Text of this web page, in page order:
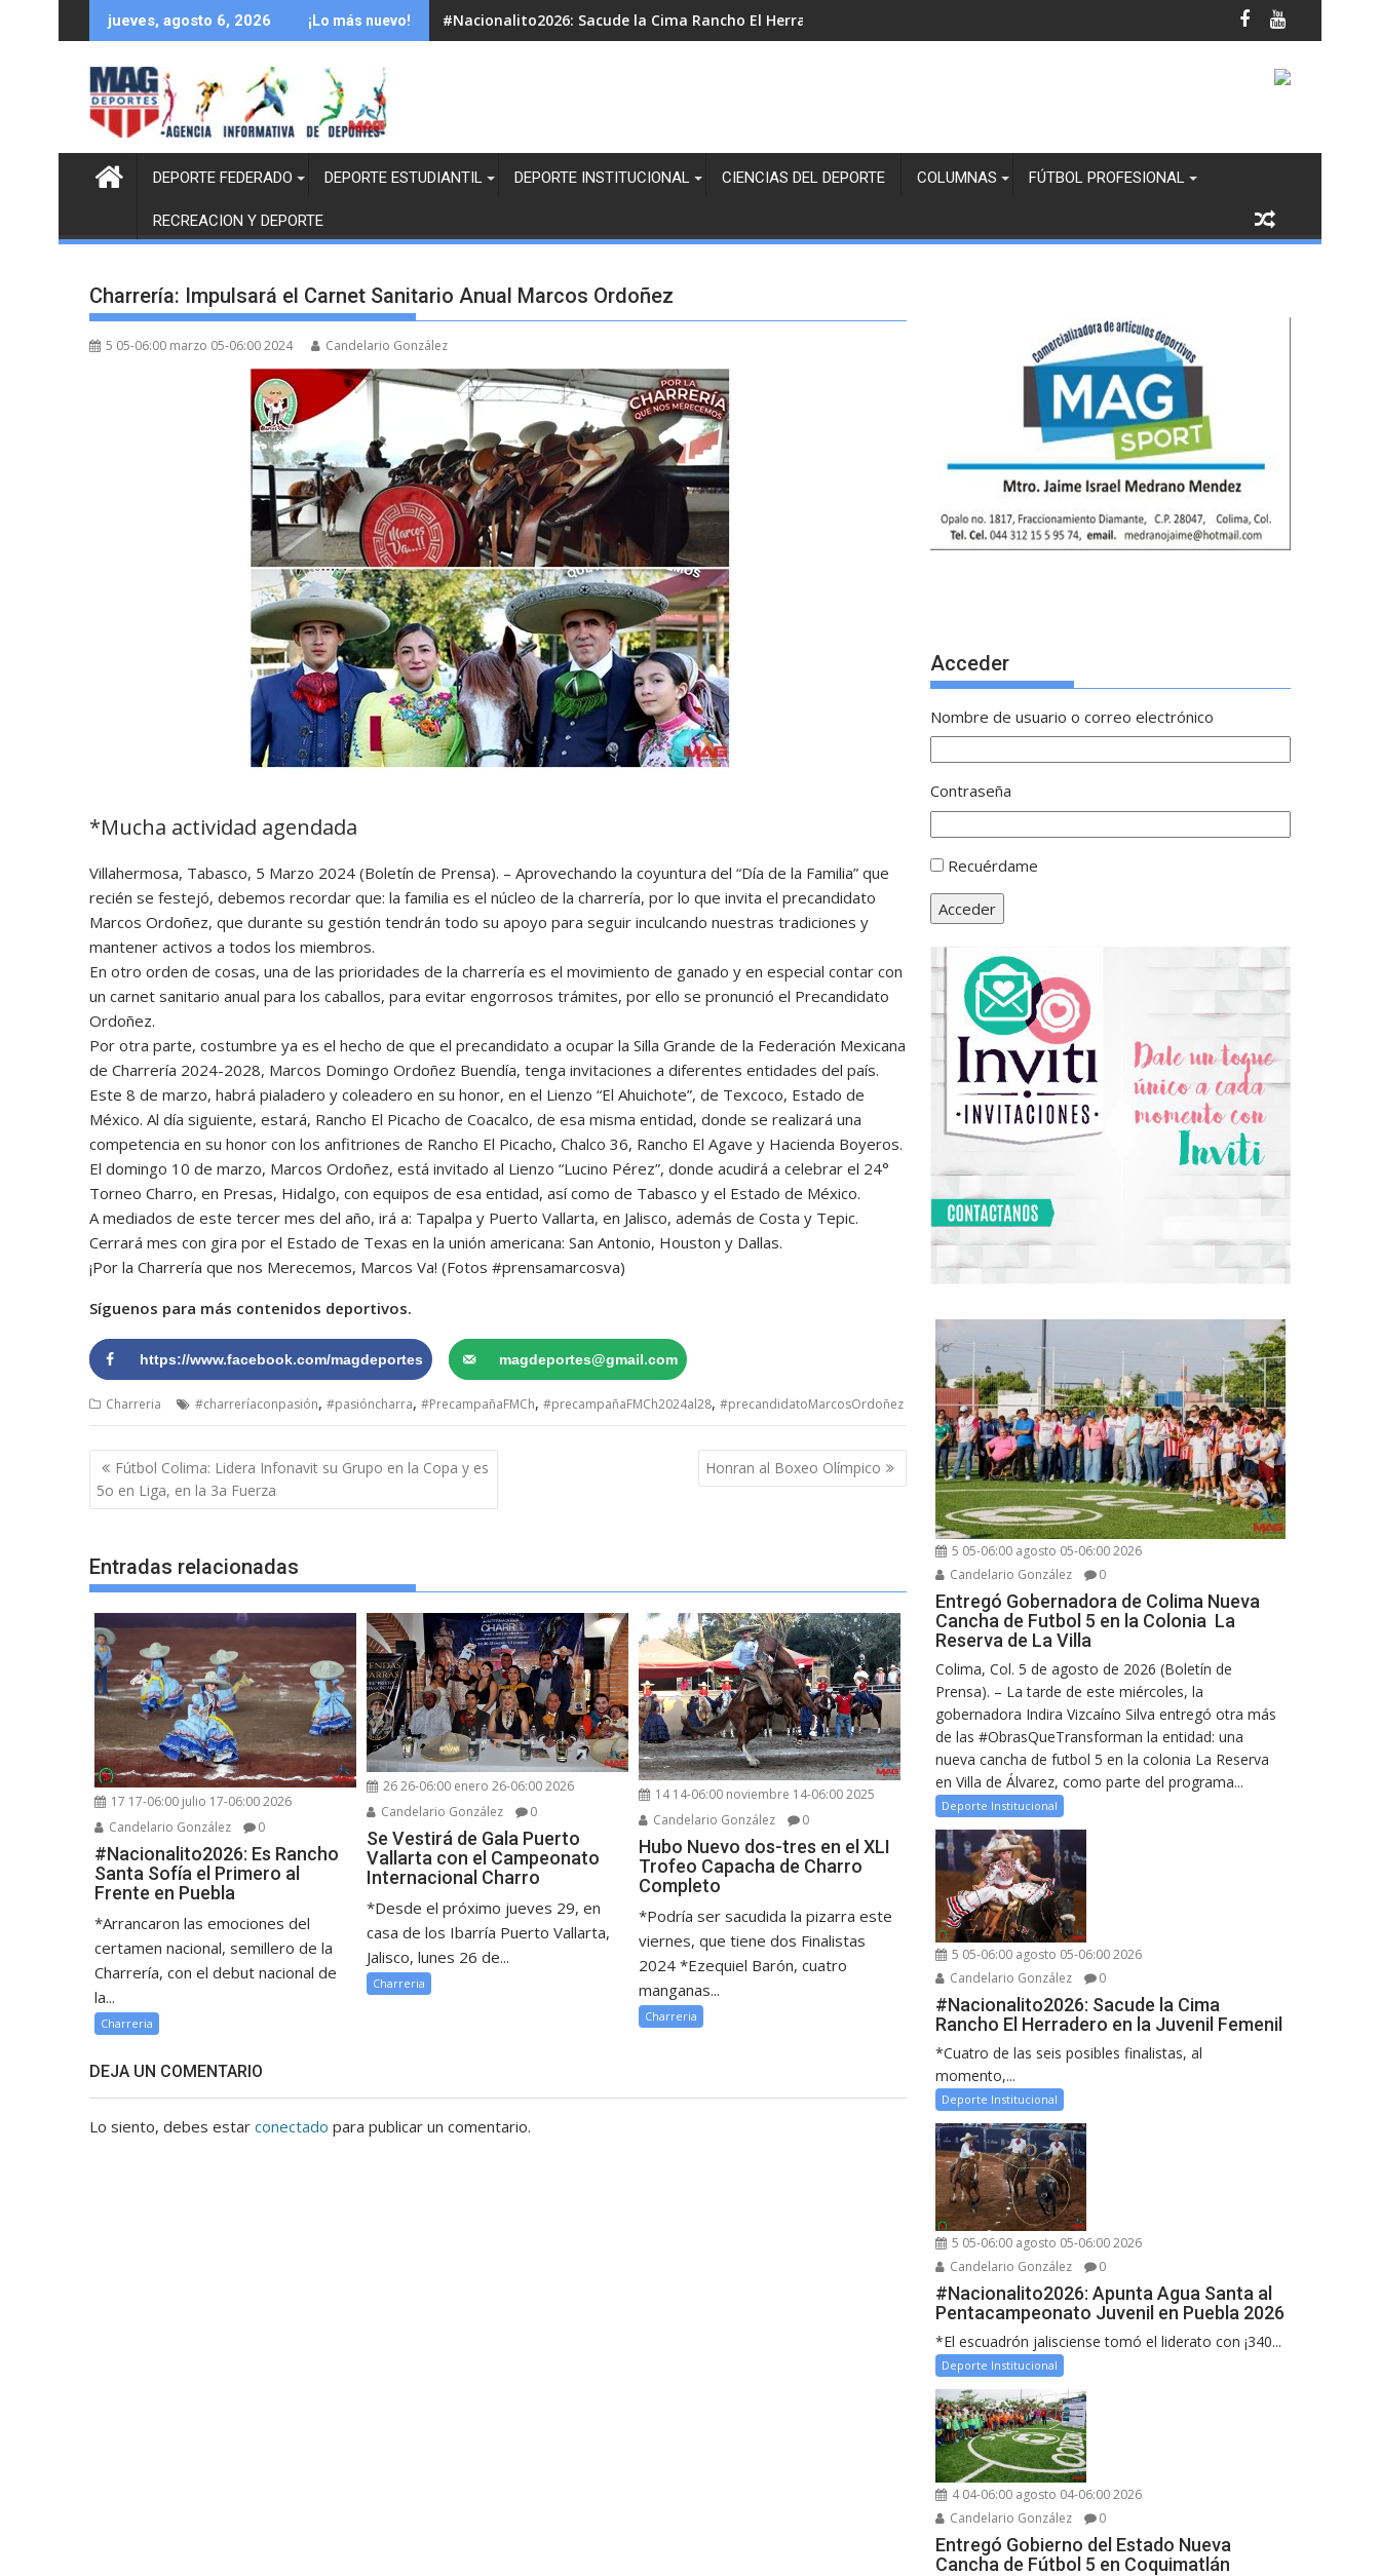
al
jueves, agosto 6, 2026 ¡Lo más nuevo! #Nacionalito2026: Sacude la Cima Rancho El Herradero en la Juvenil Femenil
DEPORTE FEDERADO DEPORTE ESTUDIANTIL DEPORTE INSTITUCIONAL CIENCIAS DEL DEPORTE COLUMNAS FÚTBOL PROFESIONAL
RECREACION Y DEPORTE
Charrería: Impulsará el Carnet Sanitario Anual Marcos Ordoñez
5 05-06:00 marzo 05-06:00 2024 Candelario González
*Mucha actividad agendada
Villahermosa, Tabasco, 5 Marzo 2024 (Boletín de Prensa). – Aprovechando la coyuntura del “Día de la Familia” que
recién se festejó, debemos recordar que: la familia es el núcleo de la charrería, por lo que invita el precandidato
Marcos Ordoñez, que durante su gestión tendrán todo su apoyo para seguir inculcando nuestras tradiciones y
mantener activos a todos los miembros.
En otro orden de cosas, una de las prioridades de la charrería es el movimiento de ganado y en especial contar con
un carnet sanitario anual para los caballos, para evitar engorrosos trámites, por ello se pronunció el Precandidato
Ordoñez.
Por otra parte, costumbre ya es el hecho de que el precandidato a ocupar la Silla Grande de la Federación Mexicana
de Charrería 2024-2028, Marcos Domingo Ordoñez Buendía, tenga invitaciones a diferentes entidades del país.
Este 8 de marzo, habrá pialadero y coleadero en su honor, en el Lienzo “El Ahuichote”, de Texcoco, Estado de
México. Al día siguiente, estará, Rancho El Picacho de Coacalco, de esa misma entidad, donde se realizará una
competencia en su honor con los anfitriones de Rancho El Picacho, Chalco 36, Rancho El Agave y Hacienda Boyeros.
El domingo 10 de marzo, Marcos Ordoñez, está invitado al Lienzo “Lucino Pérez”, donde acudirá a celebrar el 24°
Torneo Charro, en Presas, Hidalgo, con equipos de esa entidad, así como de Tabasco y el Estado de México.
A mediados de este tercer mes del año, irá a: Tapalpa y Puerto Vallarta, en Jalisco, además de Costa y Tepic.
Cerrará mes con gira por el Estado de Texas en la unión americana: San Antonio, Houston y Dallas.
¡Por la Charrería que nos Merecemos, Marcos Va! (Fotos #prensamarcosva)
Síguenos para más contenidos deportivos.
https://www.facebook.com/magdeportes magdeportes@gmail.com
Charreria #charreríaconpasión, #pasióncharra, #PrecampañaFMCh, #precampañaFMCh2024al28, #precandidatoMarcosOrdoñez
Navegación
de
entradas
Fútbol Colima: Lidera Infonavit su Grupo en la Copa y es
5o en Liga, en la 3a Fuerza
Honran al Boxeo Olímpico
Entradas relacionadas
17 17-06:00 julio 17-06:00 2026
Candelario González
0
#Nacionalito2026: Es Rancho
Santa Sofía el Primero al
Frente en Puebla
*Arrancaron las emociones del
certamen nacional, semillero de la
Charrería, con el debut nacional de
la...
Charreria
26 26-06:00 enero 26-06:00 2026
Candelario González
0
Se Vestirá de Gala Puerto
Vallarta con el Campeonato
Internacional Charro
*Desde el próximo jueves 29, en
casa de los Ibarría Puerto Vallarta,
Jalisco, lunes 26 de...
Charreria
14 14-06:00 noviembre 14-06:00 2025
Candelario González
0
Hubo Nuevo dos-tres en el XLI
Trofeo Capacha de Charro
Completo
*Podría ser sacudida la pizarra este
viernes, que tiene dos Finalistas
2024 *Ezequiel Barón, cuatro
manganas...
Charreria
DEJA UN COMENTARIO
Lo siento, debes estar conectado para publicar un comentario.
Acceder
Nombre de usuario o correo electrónico
Contraseña
Recuérdame
Acceder
5 05-06:00 agosto 05-06:00 2026
Candelario González
0
Entregó Gobernadora de Colima Nueva
Cancha de Futbol 5 en la Colonia La
Reserva de La Villa
Colima, Col. 5 de agosto de 2026 (Boletín de
Prensa). – La tarde de este miércoles, la
gobernadora Indira Vizcaíno Silva entregó otra más
de las #ObrasQueTransforman la entidad: una
nueva cancha de futbol 5 en la colonia La Reserva
en Villa de Álvarez, como parte del programa...
Deporte Institucional
5 05-06:00 agosto 05-06:00 2026
Candelario González
0
#Nacionalito2026: Sacude la Cima
Rancho El Herradero en la Juvenil Femenil
*Cuatro de las seis posibles finalistas, al
momento,...
Deporte Institucional
5 05-06:00 agosto 05-06:00 2026
Candelario González
0
#Nacionalito2026: Apunta Agua Santa al
Pentacampeonato Juvenil en Puebla 2026
*El escuadrón jalisciense tomó el liderato con ¡340...
Deporte Institucional
4 04-06:00 agosto 04-06:00 2026
Candelario González
0
Entregó Gobierno del Estado Nueva
Cancha de Fútbol 5 en Coquimatlán